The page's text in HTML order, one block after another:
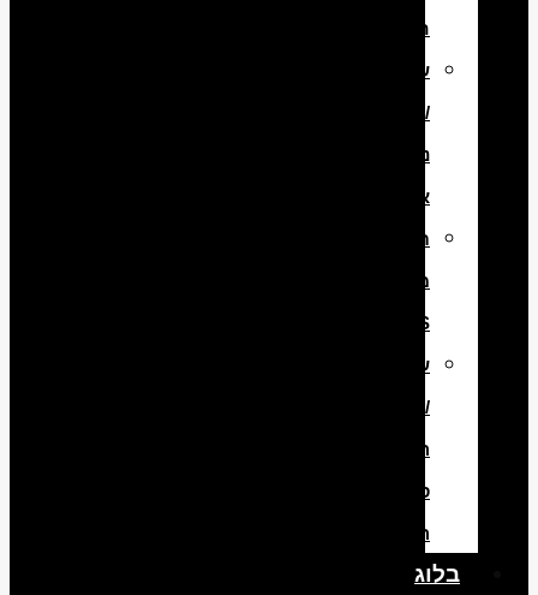
חלקיקים
שיפוץ
/
ניקוי
אינג’קטורים
תיקון
מערכת
ABS
שיפוץ
/
החלפת
סוללה
היברידית
בלוג